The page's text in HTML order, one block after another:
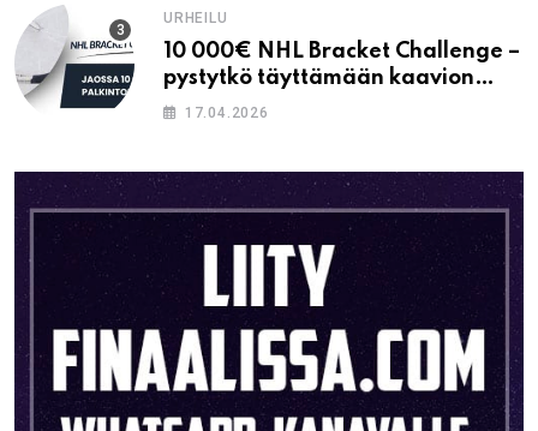
URHEILU
10 000€ NHL Bracket Challenge –
pystytkö täyttämään kaavion
oikein?
17.04.2026